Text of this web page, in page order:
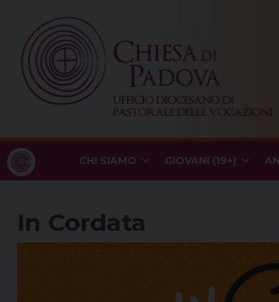
content
CHI SIAMO GIOVANI (19+)
In Cordata